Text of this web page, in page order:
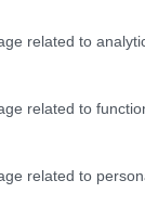
related to
related to
related to